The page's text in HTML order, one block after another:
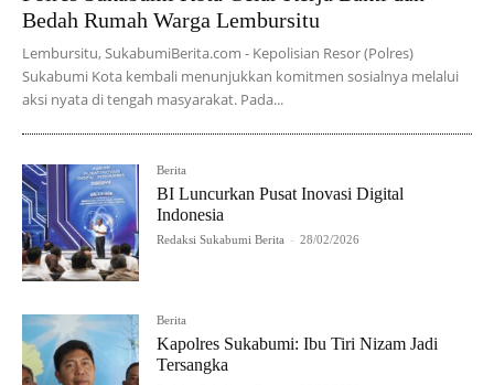
Bedah Rumah Warga Lembursitu
Lembursitu, SukabumiBerita.com - Kepolisian Resor (Polres)
Sukabumi Kota kembali menunjukkan komitmen sosialnya melalui
aksi nyata di tengah masyarakat. Pada...
Berita
BI Luncurkan Pusat Inovasi Digital
Indonesia
Redaksi Sukabumi Berita - 28/02/2026
Berita
Kapolres Sukabumi: Ibu Tiri Nizam Jadi
Tersangka